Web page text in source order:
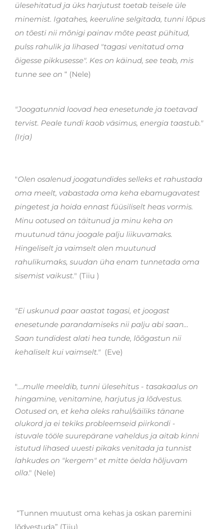
ülesehitatud ja üks harjutust toetab teisele üle
minemist. Igatahes, keeruline selgitada, tunni lõpus
on tõesti nii mõnigi painav mõte peast pühitud,
pulss rahulik ja lihased "tagasi venitatud oma
õigesse pikkusesse". Kes on käinud, see teab, mis
tunne see on “ (Nele)
"Joogatunnid loovad hea enesetunde ja toetavad
tervist. Peale tundi kaob väsimus, energia taastub."
(Irja)
"Olen osalenud joogatundides selleks et rahustada
oma meelt, vabastada oma keha ebamugavatest
pingetest ja hoida ennast füüsiliselt heas vormis.
Minu ootused on täitunud ja minu keha on
muutunud tänu joogale palju liikuvamaks.
Hingeliselt ja vaimselt olen muutunud
rahulikumaks, suudan üha enam tunnetada oma
sisemist vaikust." (Tiiu )
"Ei uskunud paar aastat tagasi, et joogast
enesetunde parandamiseks nii palju abi saan…
Saan tundidest alati hea tunde, lõõgastun nii
kehaliselt kui vaimselt." (Eve)
"....mulle meeldib, tunni ülesehitus - tasakaalus on
hingamine, venitamine, harjutus ja lõdvestus.
Ootused on, et keha oleks rahul/säiliks tänane
olukord ja ei tekiks probleemseid piirkondi -
istuvale tööle suurepärane vaheldus ja aitab kinni
istutud lihased uuesti pikaks venitada ja tunnist
lahkudes on "kergem" et mitte öelda hõljuvam
olla." (Nele)
“Tunnen muutust oma kehas ja oskan paremini
lõdvestuda” (Tiiu)